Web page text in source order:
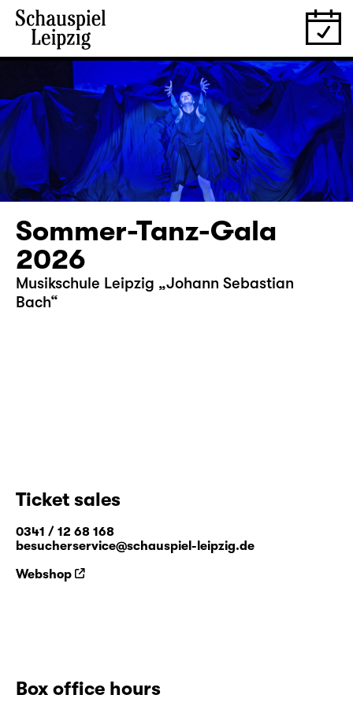
Sommer-Tanz-Gala
2026
Musikschule Leipzig „Johann Sebastian
Bach“
Ticket sales
0341 / 12 68 168
besucherservice@schauspiel-leipzig.de
Webshop
Box office hours